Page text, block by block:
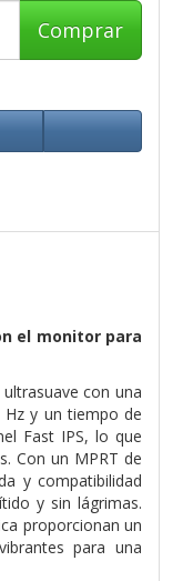
Comprar
el monitor para
con una
Hz y un tiempo de
Fast IPS, lo que
Con un MPRT de
y compatibilidad
y sin lágrimas.
proporcionan un
para una